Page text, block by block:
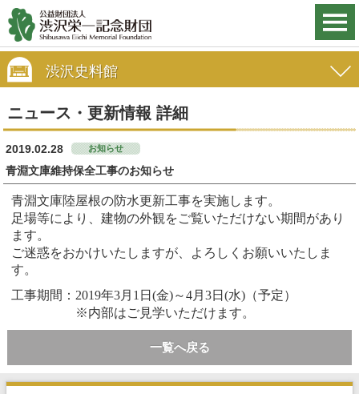
渋沢史料館
ニュース・更新情報 詳細
2019.02.28 お知らせ
青淵文庫維持保全工事のお知らせ
青淵文庫陸屋根の防水更新工事を実施します。
足場等により、建物の外観をご覧いただけない期間があり
ます。
ご迷惑をおかけいたしますが、よろしくお願いいたしま
す。
工事期間：2019年3月1日(金)～4月3日(水)（予定）
※内部はご見学いただけます。
一覧へ戻る